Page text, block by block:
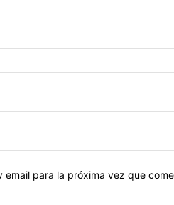
email para la próxima vez que